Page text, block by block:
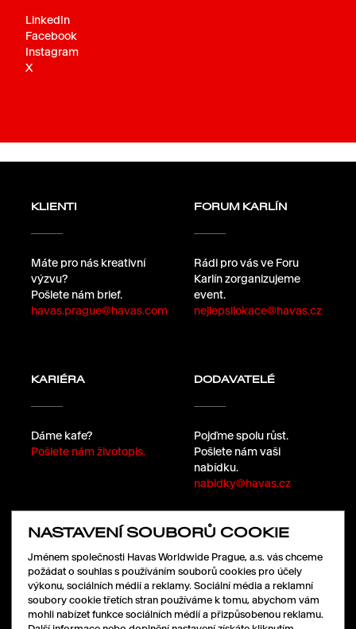
LinkedIn
Facebook
Instagram
X
KLIENTI
Máte pro nás kreativní
výzvu?
Pošlete nám brief.
havas.prague@havas.com
FORUM KARLÍN
Rádi pro vás ve Foru
Karlín zorganizujeme
event.
nejlepsilokace@havas.cz
KARIÉRA
Dáme kafe?
Pošlete nám životopis.
DODAVATELÉ
Pojďme spolu růst.
Pošlete nám vaši
nabídku.
nabidky@havas.cz
SLEDUJTE NÁS
LinkedIn
Facebook
NASTAVENÍ SOUBORŮ COOKIE
Jménem společnosti Havas Worldwide Prague, a.s. vás chceme
požádat o souhlas s používáním souborů cookies pro účely
výkonu, sociálních médií a reklamy. Sociální média a reklamní
soubory cookie třetích stran používáme k tomu, abychom vám
mohli nabízet funkce sociálních médií a přizpůsobenou reklamu.